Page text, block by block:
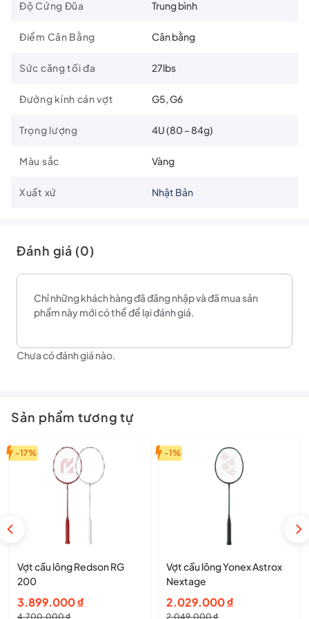
Khung vợt được thiết kế theo dạng hộp không chỉ giúp tăng
cường sự ổn định khi chạm cầu mà còn nâng cao độ bền bỉ của
khung. Thiết kế này giúp giảm thiểu sự biến dạng khi vợt tiếp xúc
đánh. Đồng thời, khung vợt dạng hộp cũng tăng cường khả năng
chịu lực, giúp vợt bền hơn và có thể chịu được các lực tác động
Độ Cứng Đũa Trung bình
Điểm Cân Bằng Cân bằng
Sức căng tối đa 27lbs
Đường kính cán vợt G5, G6
Trọng lượng 4U (80 – 84g)
Màu sắc Vàng
Xuất xứ Nhật Bản
Đánh giá (0)
Chưa có đánh giá nào.
Chỉ những khách hàng đã đăng nhập và đã mua sản
phẩm này mới có thể để lại đánh giá.
Sản phẩm tương tự
-17%
Vợt cầu lông Redson RG
200
4.700.000₫
Giá
3.899.000₫
Giá
-1%
Vợt cầu lông Yonex Astrox
Nextage
2.049.000₫
Giá
2.029.000₫
Giá